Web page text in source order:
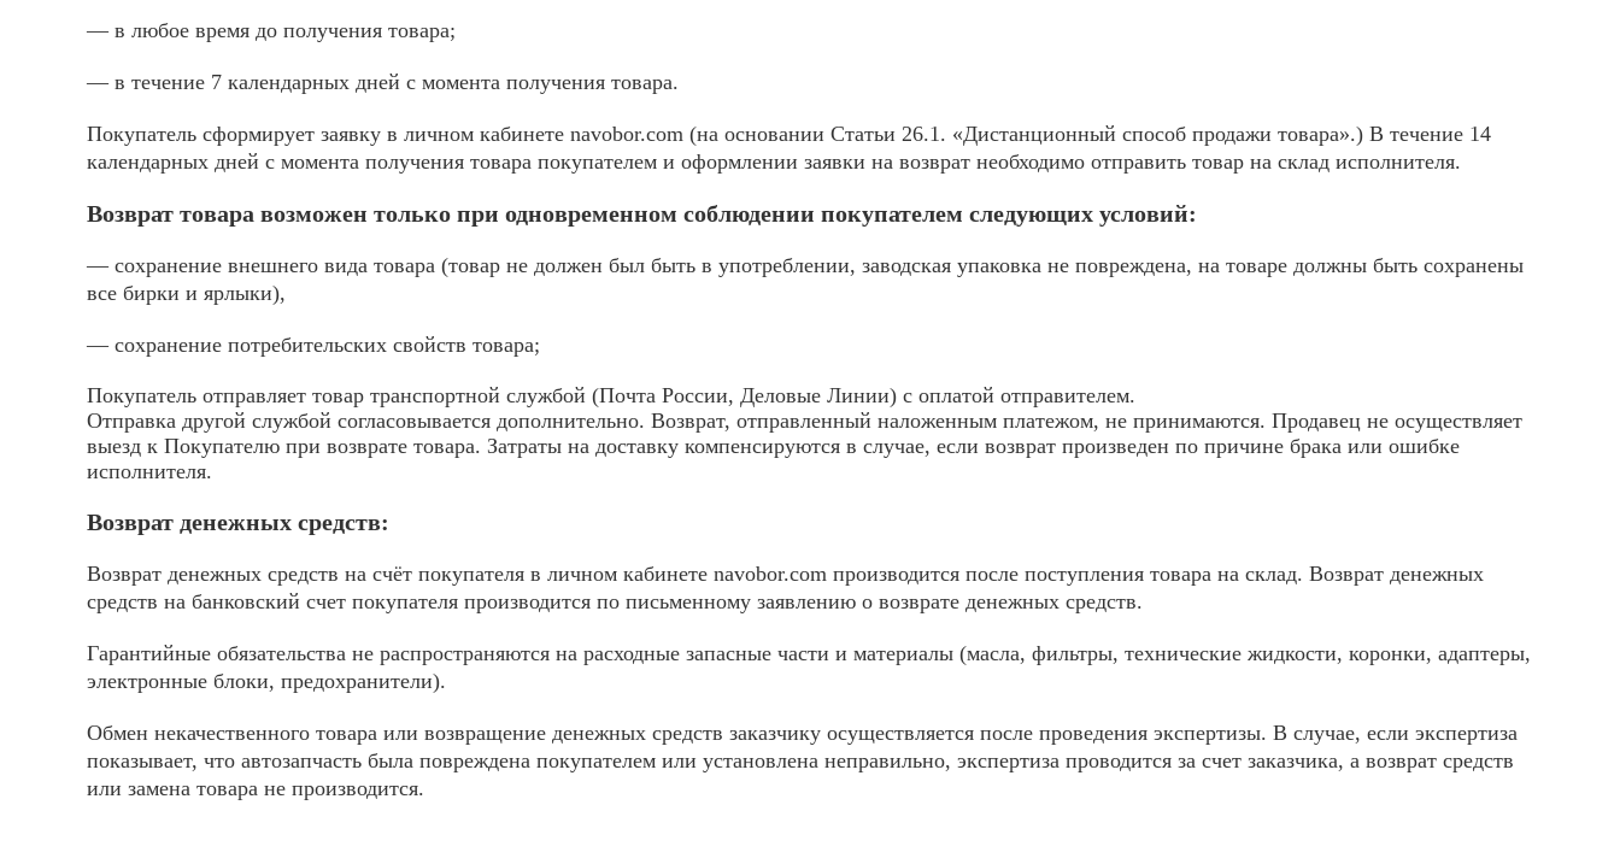
— в любое время до получения товара;
— в течение 7 календарных дней с момента получения товара.
Покупатель сформирует заявку в личном кабинете navobor.com (на основании Статьи 26.1. «Дистанционный способ продажи товара».) В течение 14
календарных дней с момента получения товара покупателем и оформлении заявки на возврат необходимо отправить товар на склад исполнителя.
Возврат товара возможен только при одновременном соблюдении покупателем следующих условий:
— сохранение внешнего вида товара (товар не должен был быть в употреблении, заводская упаковка не повреждена, на товаре должны быть сохранены
все бирки и ярлыки),
— сохранение потребительских свойств товара;
Покупатель отправляет товар транспортной службой (Почта России, Деловые Линии) с оплатой отправителем.
Отправка другой службой согласовывается дополнительно. Возврат, отправленный наложенным платежом, не принимаются. Продавец не осуществляет
выезд к Покупателю при возврате товара. Затраты на доставку компенсируются в случае, если возврат произведен по причине брака или ошибке
исполнителя.
Возврат денежных средств:
Возврат денежных средств на счёт покупателя в личном кабинете navobor.com производится после поступления товара на склад. Возврат денежных
средств на банковский счет покупателя производится по письменному заявлению о возврате денежных средств.
Гарантийные обязательства не распространяются на расходные запасные части и материалы (масла, фильтры, технические жидкости, коронки, адаптеры,
электронные блоки, предохранители).
Обмен некачественного товара или возвращение денежных средств заказчику осуществляется после проведения экспертизы. В случае, если экспертиза
показывает, что автозапчасть была повреждена покупателем или установлена неправильно, экспертиза проводится за счет заказчика, а возврат средств
или замена товара не производится.